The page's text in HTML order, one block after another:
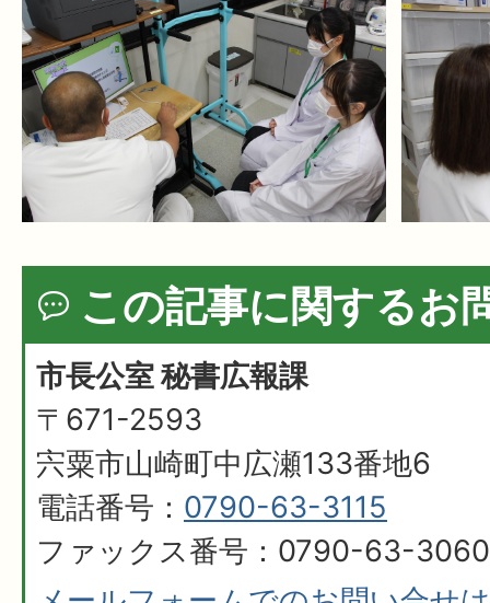
この記事に関するお
市長公室 秘書広報課
〒671-2593
宍粟市山崎町中広瀬133番地6
電話番号： 0790-63-3115
ファックス番号：0790-63-3060